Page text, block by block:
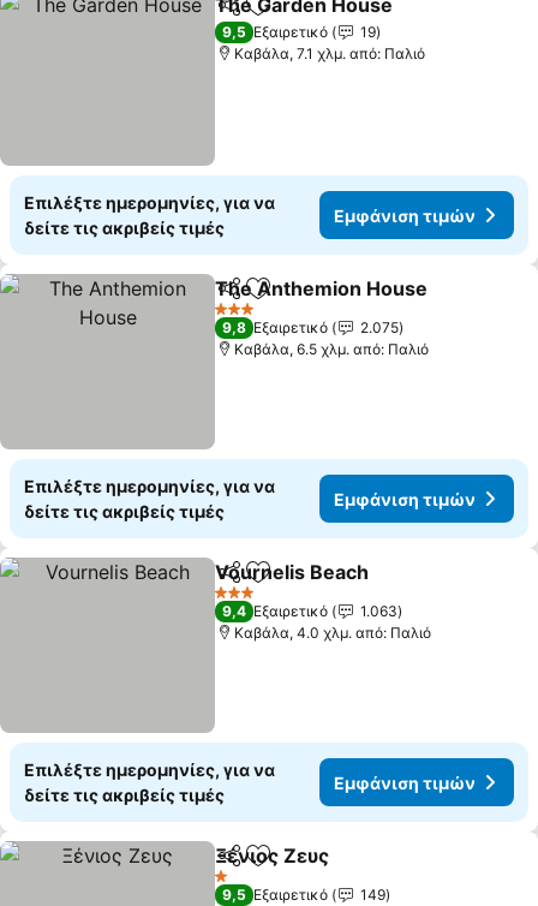
Κοινοποίηση
Προσθήκη στα αγαπημένα
The Garden House
9,5 Εξαιρετικό
19
Καβάλα, 7.1 χλμ. από: Παλιό
Επιλέξτε ημερομηνίες, για να
δείτε τις ακριβείς τιμές
Εμφάνιση τιμών
Κοινοποίηση
Προσθήκη στα αγαπημένα
The Anthemion House
3 Αστέρια
9,8 Εξαιρετικό
2.075
Καβάλα, 6.5 χλμ. από: Παλιό
Επιλέξτε ημερομηνίες, για να
δείτε τις ακριβείς τιμές
Εμφάνιση τιμών
Κοινοποίηση
Προσθήκη στα αγαπημένα
Vournelis Beach
3 Αστέρια
9,4 Εξαιρετικό
1.063
Καβάλα, 4.0 χλμ. από: Παλιό
Επιλέξτε ημερομηνίες, για να
δείτε τις ακριβείς τιμές
Εμφάνιση τιμών
Κοινοποίηση
Προσθήκη στα αγαπημένα
Ξένιος Ζευς
1 Αστέρια
9,5 Εξαιρετικό
149